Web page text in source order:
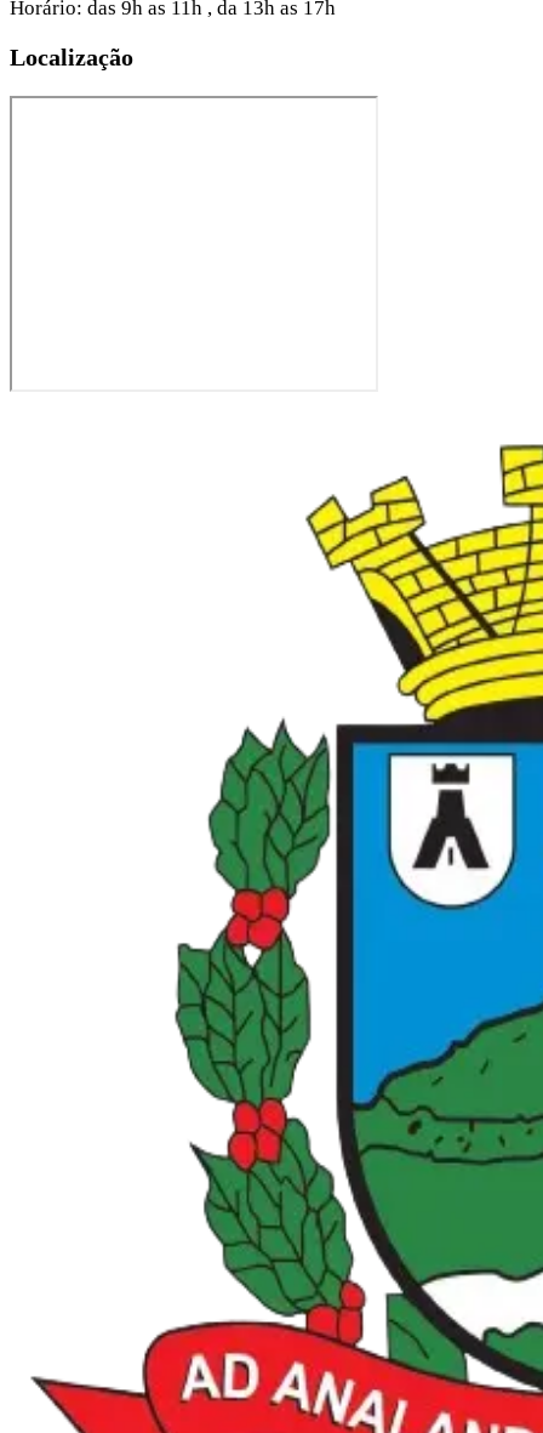
Horário: das 9h as 11h , da 13h as 17h
Localização